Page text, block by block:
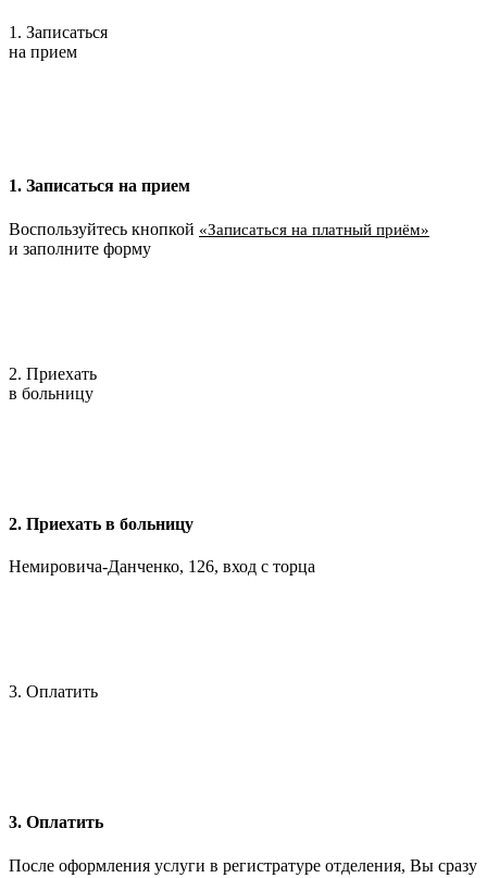
1. Записаться
на прием
1. Записаться на прием
Воспользуйтесь кнопкой «Записаться на платный приём»
и заполните форму
2. Приехать
в больницу
2. Приехать в больницу
Немировича-Данченко, 126, вход с торца
3. Оплатить
3. Оплатить
После оформления услуги в регистратуре отделения, Вы сразу